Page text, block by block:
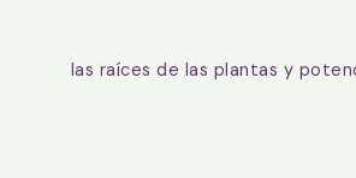
las raíces de las plantas y